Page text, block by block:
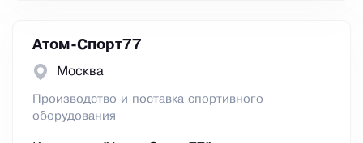
Атом-Спорт77
Москва
Производство и поставка спортивного
оборудования